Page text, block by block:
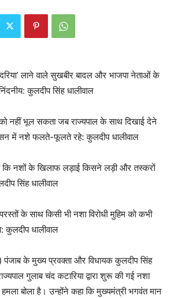
लाने वाले सुखबीर बादल और भाजपा नेताओं के
कुलदीप सिंह धालीवाल
नहीं भूल सकता जब राज्यपाल के साथ दिखाई देने
में नशे फलते-फूलते रहे: कुलदीप धालीवाल
कि नशों के खिलाफ लड़ाई किसने लड़ी और तस्करों
सिंह धालीवाल
के साथ किसी भी नशा विरोधी मुहिम को कभी
कुलदीप धालीवाल
पंजाब के मुख्य प्रवक्ता और विधायक कुलदीप सिंह
गुलाब चंद कटारिया द्वारा शुरू की गई नशा
हमला बोला है। उन्होंने कहा कि मुख्यमंत्री भगवंत मान